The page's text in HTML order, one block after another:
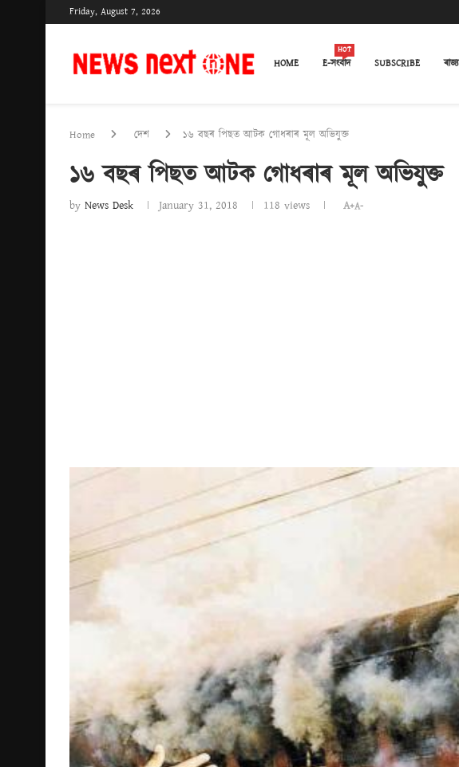
Friday, August 7, 2026
HOME E-সংবাদ
HOT
SUBSCRIBE ৰাজ্য
Home দেশ ১৬ বছৰ পিছত আটক গোধৰাৰ মূল অভিযুক্ত
১৬ বছৰ পিছত আটক গোধৰাৰ মূল অভিযুক্ত
by News Desk January 31, 2018 118 views A+A-